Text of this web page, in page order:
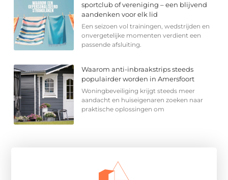
sportclub of vereniging – een blijvend
aandenken voor elk lid
Een seizoen vol trainingen, wedstrijden en
onvergetelijke momenten verdient een
passende afsluiting.
Waarom anti-inbraakstrips steeds
populairder worden in Amersfoort
Woningbeveiliging krijgt steeds meer
aandacht en huiseigenaren zoeken naar
praktische oplossingen om